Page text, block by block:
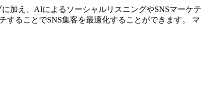
加え、AIによるソーシャルリスニングやSNSマーケテ
することでSNS集客を最適化することができます。 マ